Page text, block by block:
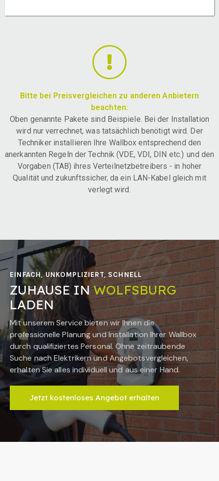
Bitte bei Preisvergleichen zu anderen Anbietern
beachten:
Oben genannte Pakete sind Beispiele. Bei der Installation
wird nur verrechnet, was tatsächlich benötigt wird. Der
Techniker installieren Ihre Wallbox entsprechend den
anerkannten Regeln der Technik (VDE, VDI, DIN etc.) und den
Vorgaben (TAB) ihres Verteilnetzbetreibers - in hoher
Qualität und zukunftssicher, da ein LAN-Kabel gleich mit
verlegt wird.
EINFACH, UNKOMPLIZIERT, SCHNELL
ZUHAUSE INWOLFSBURG
LADEN
Mit unserem Service bieten wir Ihnen die
professionelle Planung und Installation Ihrer Wallbox
durch qualifiziertes Personal. Ohne zeitraubende
Suche nach Elektrikern und Angebotsvergleichen,
erhalten Sie alles individuell und aus einer Hand.
Jetzt kostenloses Angebot erhalten